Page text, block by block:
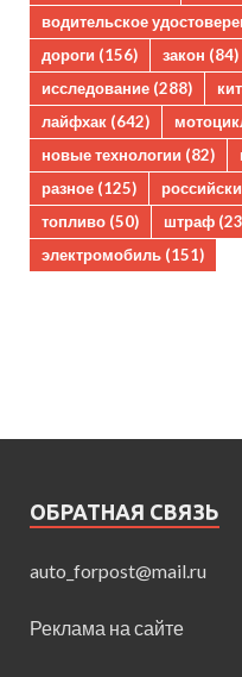
водительское
дороги (156) закон (84)
исследование (288)
лайфхак (642)
новые технологии (82)
разное (125)
топливо (50) штраф
электромобиль (151)
ОБРАТНАЯ СВЯЗЬ
auto_forpost@mail.ru
Реклама на сайте